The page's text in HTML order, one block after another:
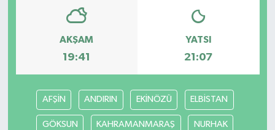
AKŞAM
19:41
YATSI
21:07
AFŞİN ANDIRIN EKİNÖZÜ ELBİSTAN
GÖKSUN KAHRAMANMARAŞ NURHAK